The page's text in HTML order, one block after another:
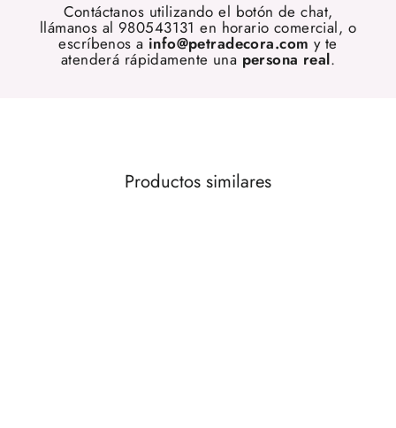
Contáctanos utilizando el botón de chat,
llámanos al 980543131 en horario comercial, o
escríbenos a info@petradecora.com y te
atenderá rápidamente una persona real.
Productos similares